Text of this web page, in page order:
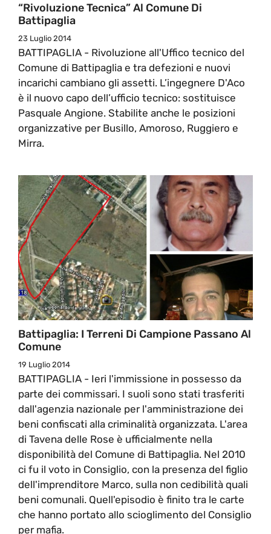
“Rivoluzione Tecnica” Al Comune Di
Battipaglia
23 Luglio 2014
BATTIPAGLIA - Rivoluzione all'Uffico tecnico del
Comune di Battipaglia e tra defezioni e nuovi
incarichi cambiano gli assetti. L’ingegnere D'Aco
è il nuovo capo dell’ufficio tecnico: sostituisce
Pasquale Angione. Stabilite anche le posizioni
organizzative per Busillo, Amoroso, Ruggiero e
Mirra.
Battipaglia: I Terreni Di Campione Passano Al
Comune
19 Luglio 2014
BATTIPAGLIA - Ieri l'immissione in possesso da
parte dei commissari. I suoli sono stati trasferiti
dall'agenzia nazionale per l'amministrazione dei
beni confiscati alla criminalità organizzata. L'area
di Tavena delle Rose è ufficialmente nella
disponibilità del Comune di Battipaglia. Nel 2010
ci fu il voto in Consiglio, con la presenza del figlio
dell'imprenditore Marco, sulla non cedibilità quali
beni comunali. Quell'episodio è finito tra le carte
che hanno portato allo scioglimento del Consiglio
per mafia.